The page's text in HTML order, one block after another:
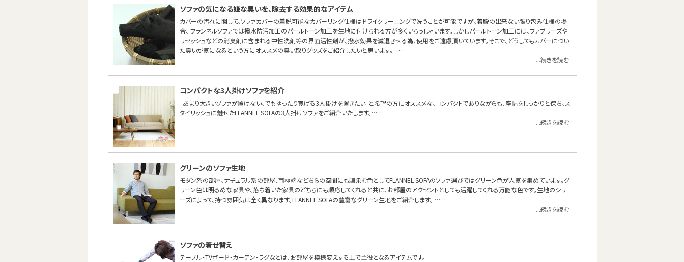
ソファの気になる嫌な臭いを、除去する効果的なアイテム
カバーの汚れに関して、ソファカバーの着脱可能なカバーリング仕様はドライクリーニングで洗うことが可能ですが、着脱の出来ない張り包み仕様の場
合、 フランネルソファでは撥水防汚加工のパールトーン加工を生地に付けられる方が多くいらっしゃいます。しかしパールトーン加工には、ファブリーズや
リセッシュなどの消臭剤に含まれる中性洗剤等の界面活性剤が、撥水効果を減退させる為、使用をご遠慮頂いています。そこで、どうしてもカバーについ
た臭いが気になるという方にオススメの臭い取りグッズをご紹介したいと思います。 ……
...続きを読む
コンパクトな3人掛けソファを紹介
「あまり大きいソファが置けない、でもゆったり寛げる3人掛けを置きたい」と希望の方にオススメな、コンパクトでありながらも、座幅をしっかりと保ち、ス
タイリッシュに魅せたFLANNEL SOFAの3人掛けソファをご紹介いたします。……
...続きを読む
グリーンのソファ生地
モダン系の部屋、ナチュラル系の部屋、両極端などちらの空間にも馴染む色としてFLANNEL SOFAのソファ選びではグリーン色が人気を集めています。グ
リーン色は明るめな家具や、落ち着いた家具のどちらにも順応してくれると共に、お部屋のアクセントとしても活躍してくれる万能な色です。生地のシリ
ーズによって、持つ雰囲気は全く異なります。FLANNEL SOFAの豊富なグリーン生地をご紹介します。 ……
...続きを読む
ソファの着せ替え
テーブル・TVボード・カーテン・ラグなどは、お部屋を模様変えする上で主役となるアイテムです。